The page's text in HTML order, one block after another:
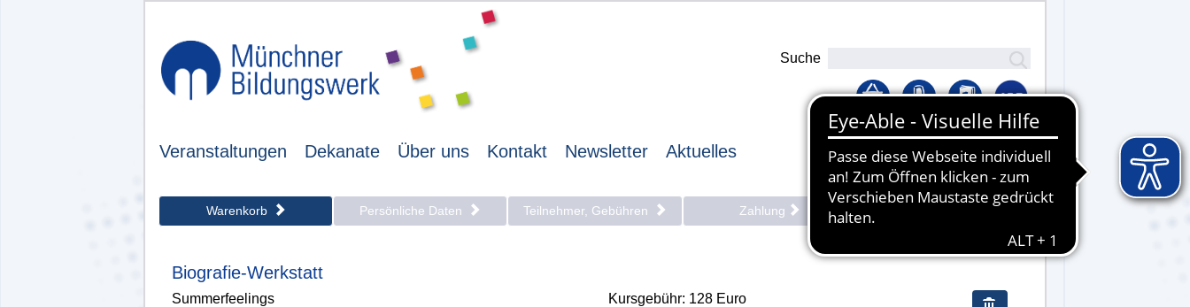
Suche
Veranstaltungen Dekanate Über uns Kontakt Newsletter Aktuelles Lernplattform
Warenkorb Persönliche Daten Teilnehmer, Gebühren Zahlung
Biografie-Werkstatt
Summerfeelings
Kursgebühr: 128 Euro